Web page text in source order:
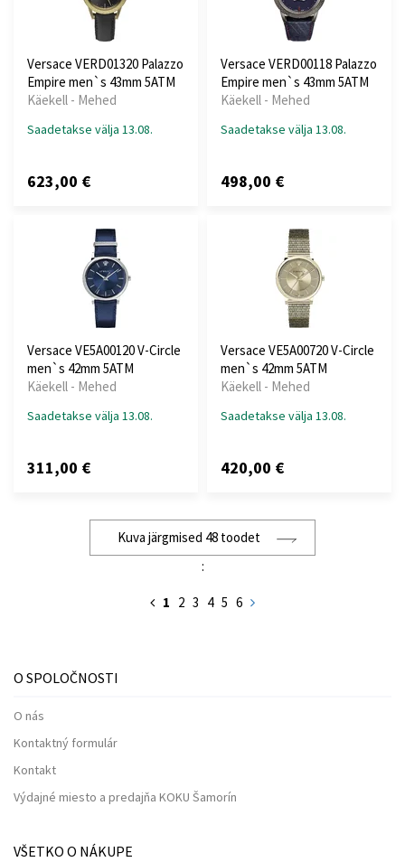
Versace VERD01320 Palazzo
Empire men`s 43mm 5ATM
Käekell - Mehed
Saadetakse välja 13.08.
623,00 €
Versace VERD00118 Palazzo
Empire men`s 43mm 5ATM
Käekell - Mehed
Saadetakse välja 13.08.
498,00 €
Versace VE5A00120 V-Circle
men`s 42mm 5ATM
Käekell - Mehed
Saadetakse välja 13.08.
311,00 €
Versace VE5A00720 V-Circle
men`s 42mm 5ATM
Käekell - Mehed
Saadetakse välja 13.08.
420,00 €
Kuva järgmised 48 toodet
:
1 2 3 4 5 6
O SPOLOČNOSTI
O nás
Kontaktný formulár
Kontakt
Výdajné miesto a predajňa KOKU Šamorín
VŠETKO O NÁKUPE